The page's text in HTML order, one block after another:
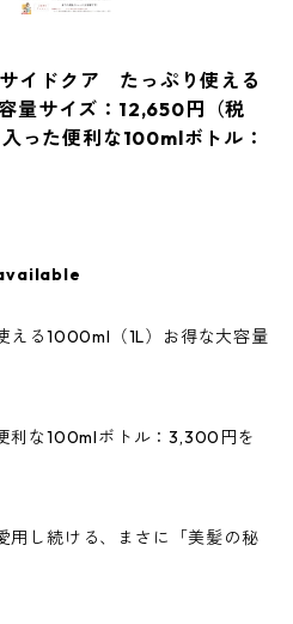
イドクア たっぷり使える
量サイズ：12,650円（税
った便利な100mlボトル：
る1000ml（1L）お得な大容量
利な100mlボトル：3,300円を
用し続ける、まさに「美髪の秘